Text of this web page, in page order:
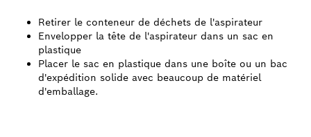
Retirer le conteneur de déchets de l'aspirateur
Envelopper la tête de l'aspirateur dans un sac en
plastique
Placer le sac en plastique dans une boîte ou un bac
d'expédition solide avec beaucoup de matériel
d'emballage.